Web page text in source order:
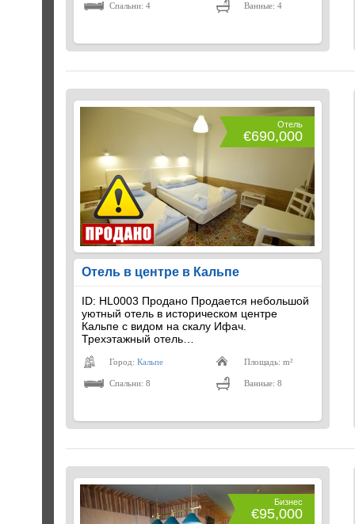
Спальни: 4 Ванные: 4
Отель
€690,000
Отель в центре в Кальпе
ID: HL0003 Продано Продается небольшой
уютный отель в историческом центре
Кальпе с видом на скалу Ифач.
Трехэтажный отель…
Город: Кальпе Площадь: m²
Спальни: 8 Ванные: 8
Бизнес
€95,000